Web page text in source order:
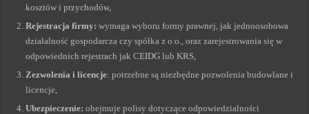
kosztów i przychodów,
Rejestracja firmy: wymaga wyboru formy prawnej, jak jednoosobowa
działalność gospodarcza czy spółka z o.o., oraz zarejestrowania się w
odpowiednich rejestrach jak CEIDG lub KRS,
Zezwolenia i licencje: potrzebne są niezbędne pozwolenia budowlane i
licencje,
Ubezpieczenie: obejmuje polisy dotyczące odpowiedzialności